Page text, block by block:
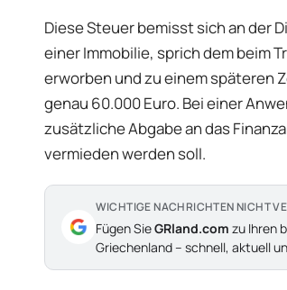
Diese Steuer bemisst sich an der
einer Immobilie, sprich dem beim
erworben und zu einem späteren
genau 60.000 Euro. Bei einer
zusätzliche Abgabe an das
vermieden werden soll.
WICHTIGE NACHRICHTEN NICHT
Fügen SieGRland.com zu Ihren
Griechenland – schnell, aktuell